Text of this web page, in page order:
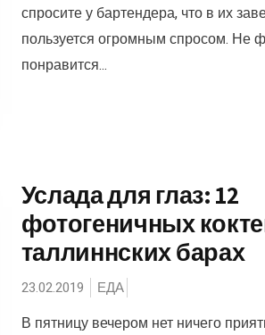
спросите у бартендера, что в их
пользуется огромным спросом. Не
понравится...
Услада для глаз: 12
фотогеничных
таллиннских барах
23.02.2019 ЕДА
В пятницу вечером нет ничего